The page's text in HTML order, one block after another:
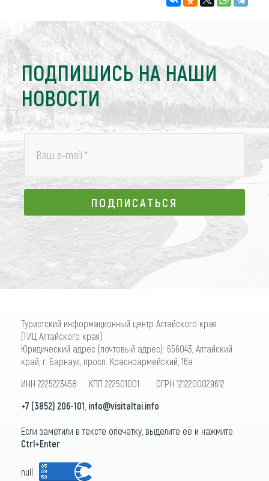
ПОДПИШИСЬ НА НАШИ
НОВОСТИ
Ваш e-mail *
ПОДПИСАТЬСЯ
ПОДПИСАТЬСЯ
Туристский информационный центр Алтайского края
(ТИЦ Алтайского края)
Юридический адрес (почтовый адрес): 656043, Алтайский
край, г. Барнаул, просп. Красноармейский, 16а
ИНН 2225223458 КПП 222501001 ОГРН 1212200029612
+7 (3852) 206-101 info@visitaltai.info
Если заметили в тексте опечатку, выделите её и нажмите
Ctrl+Enter
null